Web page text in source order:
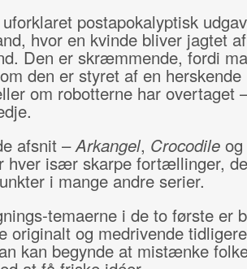
postapokalyptisk
hvor en kvinde bliver jagtet
Den er skræmmende, fordi
den er styret af en herskende
om robotterne har overtaget
afsnit –Arkangel, Crocodile og
hver især skarpe fortællinger,
i mange andre serier.
temaerne i de to første er
originalt og medrivende
kan begynde at mistænke